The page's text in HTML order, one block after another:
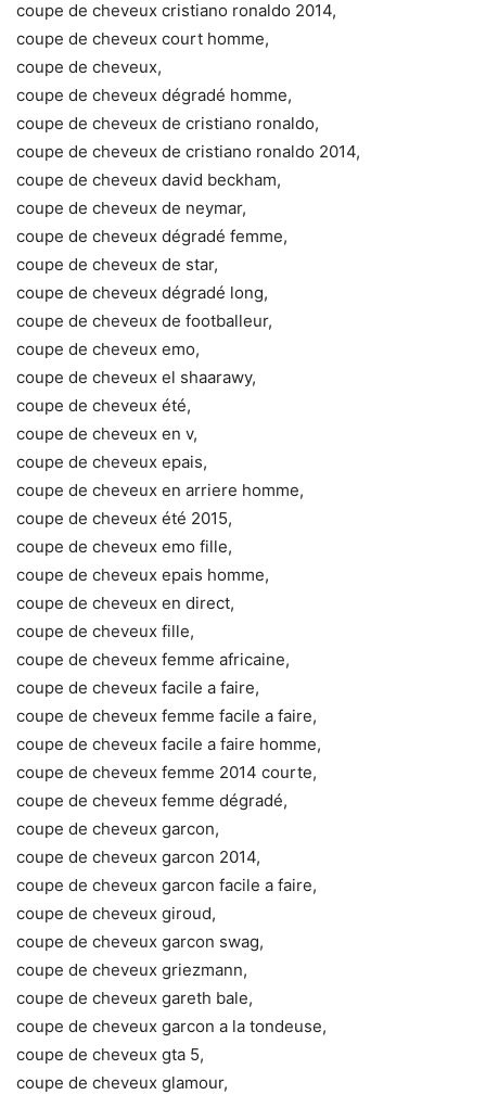
coupe de cheveux cristiano ronaldo 2014,
coupe de cheveux court homme,
coupe de cheveux,
coupe de cheveux dégradé homme,
coupe de cheveux de cristiano ronaldo,
coupe de cheveux de cristiano ronaldo 2014,
coupe de cheveux david beckham,
coupe de cheveux de neymar,
coupe de cheveux dégradé femme,
coupe de cheveux de star,
coupe de cheveux dégradé long,
coupe de cheveux de footballeur,
coupe de cheveux emo,
coupe de cheveux el shaarawy,
coupe de cheveux été,
coupe de cheveux en v,
coupe de cheveux epais,
coupe de cheveux en arriere homme,
coupe de cheveux été 2015,
coupe de cheveux emo fille,
coupe de cheveux epais homme,
coupe de cheveux en direct,
coupe de cheveux fille,
coupe de cheveux femme africaine,
coupe de cheveux facile a faire,
coupe de cheveux femme facile a faire,
coupe de cheveux facile a faire homme,
coupe de cheveux femme 2014 courte,
coupe de cheveux femme dégradé,
coupe de cheveux garcon,
coupe de cheveux garcon 2014,
coupe de cheveux garcon facile a faire,
coupe de cheveux giroud,
coupe de cheveux garcon swag,
coupe de cheveux griezmann,
coupe de cheveux gareth bale,
coupe de cheveux garcon a la tondeuse,
coupe de cheveux gta 5,
coupe de cheveux glamour,